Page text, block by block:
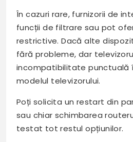
În cazuri rare, furnizorii de
funcții de filtrare sau pot
restrictive. Dacă alte
fără probleme, dar
incompatibilitate punctuală
modelul televizorului.
Poți solicita un restart din
sau chiar schimbarea
testat tot restul opțiunilor.